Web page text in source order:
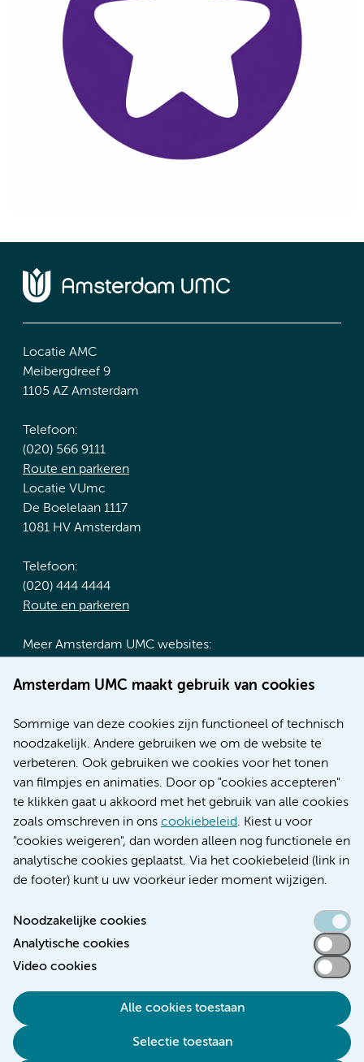
Amsterdam UMC maakt gebruik van cookies
Sommige van deze cookies zijn functioneel of technisch
noodzakelijk. Andere gebruiken we om de website te
verbeteren. Ook gebruiken we cookies voor het tonen
van filmpjes en animaties. Door op "cookies accepteren"
te klikken gaat u akkoord met het gebruik van alle cookies
zoals omschreven in ons cookiebeleid. Kiest u voor
"cookies weigeren", dan worden alleen nog functionele en
analytische cookies geplaatst. Via het cookiebeleid (link in
de footer) kunt u uw voorkeur ieder moment wijzigen.
Noodzakelijke cookies
Analytische cookies
Video cookies
Alle cookies toestaan
Selectie toestaan
Locatie AMC
Meibergdreef 9
1105 AZ Amsterdam
Telefoon:
(020) 566 9111
Route en parkeren
Locatie VUmc
De Boelelaan 1117
1081 HV Amsterdam
Telefoon:
(020) 444 4444
Route en parkeren
Meer Amsterdam UMC websites:
Werken bij Amsterdam UMC
Nieuws
Research
Educatie locatie AMC
Educatie locatie VUmc
Verwijzen & diagnostiek
Toegankelijkheidsverklaring
Responsible disclosure
Algemene privacyverklaring